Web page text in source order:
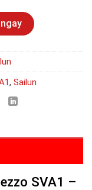
, Sailun
SVA1 –